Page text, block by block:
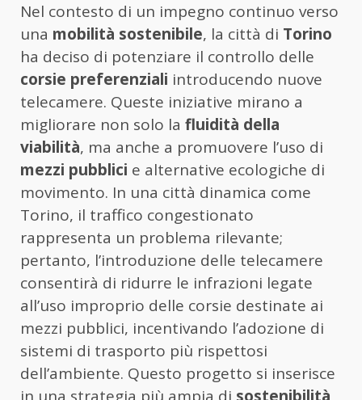
Nel contesto di un impegno continuo verso
una mobilità sostenibile, la città di Torino
ha deciso di potenziare il controllo delle
corsie preferenziali introducendo nuove
telecamere. Queste iniziative mirano a
migliorare non solo la fluidità della
viabilità, ma anche a promuovere l’uso di
mezzi pubblici e alternative ecologiche di
movimento. In una città dinamica come
Torino, il traffico congestionato
rappresenta un problema rilevante;
pertanto, l’introduzione delle telecamere
consentirà di ridurre le infrazioni legate
all’uso improprio delle corsie destinate ai
mezzi pubblici, incentivando l’adozione di
sistemi di trasporto più rispettosi
dell’ambiente. Questo progetto si inserisce